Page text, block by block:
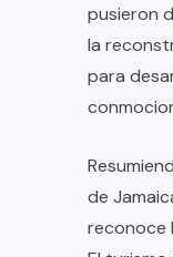
pusieron
la
para
de
reconoce